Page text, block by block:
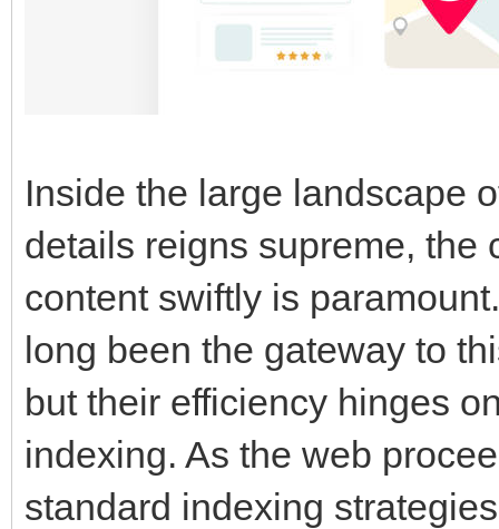
Inside the large landscape
details reigns supreme, the
content swiftly is
long been the gateway to
but their efficiency hinges
indexing. As the web
standard indexing